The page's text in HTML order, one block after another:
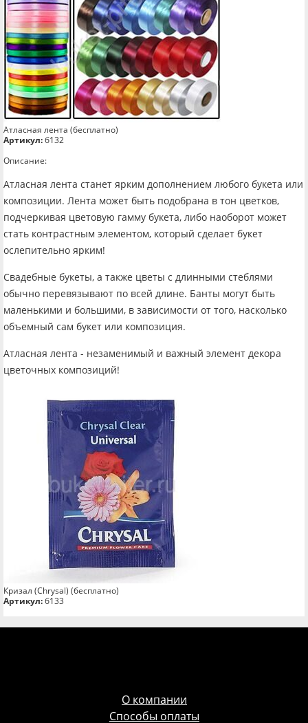
Атласная лента (бесплатно)
Артикул:б132
Описание:
Атласная лента станет ярким дополнением любого букета или
композиции. Лента может быть подобрана в тон цветков,
подчеркивая цветовую гамму букета, либо наоборот может
стать контрастным элементом, который сделает букет
ослепительно ярким!
Свадебные букеты, а также цветы с длинными стеблями
обычно перевязывают по всей длине. Банты могут быть
маленькими и большими, в зависимости от того, насколько
объемный сам букет или композиция.
Атласная лента - незаменимый и важный элемент декора
цветочных композиций!
Кризал (Chrysal) (бесплатно)
Артикул:б133
О компании
Способы оплаты